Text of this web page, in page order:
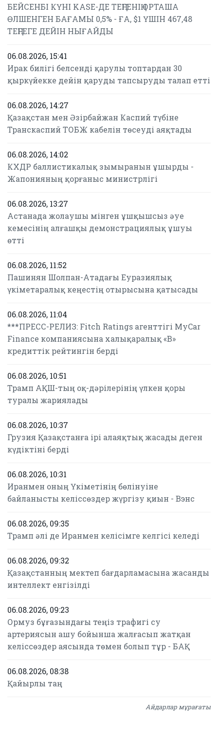
БЕЙСЕНБІ КҮНІ KASE-ДЕ ТЕҢГЕНІҢ ОРТАША
ӨЛШЕНГЕН БАҒАМЫ 0,5% - ҒА, $1 ҮШІН 467,48
ТЕҢГЕГЕ ДЕЙІН НЫҒАЙДЫ
06.08.2026, 15:41
Ирак билігі белсенді қарулы топтардан 30
қыркүйекке дейін қаруды тапсыруды талап етті
06.08.2026, 14:27
Қазақстан мен Әзірбайжан Каспий түбіне
Транскаспий ТОБЖ кабелін төсеуді аяқтады
06.08.2026, 14:02
КХДР баллистикалық зымыранын ұшырды -
Жапонияның қорғаныс министрлігі
06.08.2026, 13:27
Астанада жолаушы мінген ұшқышсыз әуе
кемесінің алғашқы демонстрациялық ұшуы
өтті
06.08.2026, 11:52
Пашинян Шолпан-Атадағы Еуразиялық
үкіметаралық кеңестің отырысына қатысады
06.08.2026, 11:04
***ПРЕСС-РЕЛИЗ: Fitch Ratings агенттігі MyCar
Finance компаниясына халықаралық «B»
кредиттік рейтингін берді
06.08.2026, 10:51
Трамп АҚШ-тың оқ-дәрілерінің үлкен қоры
туралы жариялады
06.08.2026, 10:37
Грузия Қазақстанға ірі алаяқтық жасады деген
күдіктіні берді
06.08.2026, 10:31
Иранмен оның Үкіметінің бөлінуіне
байланысты келіссөздер жүргізу қиын - Вэнс
06.08.2026, 09:35
Трамп әлі де Иранмен келісімге келгісі келеді
06.08.2026, 09:32
Қазақстанның мектеп бағдарламасына жасанды
интеллект енгізілді
06.08.2026, 09:23
Ормуз бұғазындағы теңіз трафигі су
артериясын ашу бойынша жалғасып жатқан
келіссөздер аясында төмен болып тұр - БАҚ
06.08.2026, 08:38
Қайырлы таң
Айдарлар мұрағаты